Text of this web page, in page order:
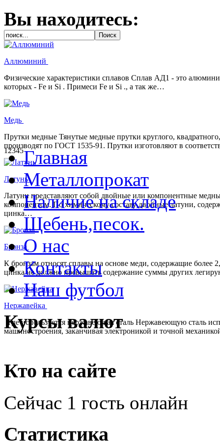
Вы находитесь:
Аллюминий
Физические характеристики сплавов Сплав АД1 - это
которых - Fe и Si . Примеси Fe и Si ., а так же…
Медь
Прутки медные Тянутые медные прутки круглого,
производят по ГОСТ 1535-91. Прутки изготовляют в
Латунь
Латуни представляют собой двойные или компонентные
компонентом. По химическому составу двойные латуни,
цинка…
Бронза
К бронзам относят сплавы на основе меди, содержащие
цинка не должно превышать содержание суммы других
Нержавейка
Где используется нержавеющая сталь Нержавеющую сталь
машиностроения, заканчивая электроникой и точной
12345Главная
Металлопрокат
Наличие на складе
Щебень,песок.
О нас
Контакты
Наш футбол
Курсы валют
Кто на сайте
Сейчас 1 гость онлайн
Статистика